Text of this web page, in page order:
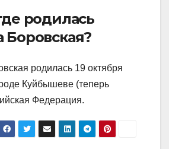
родилась
Боровская?
родилась 19 октября
Куйбышеве (теперь
Федерация.